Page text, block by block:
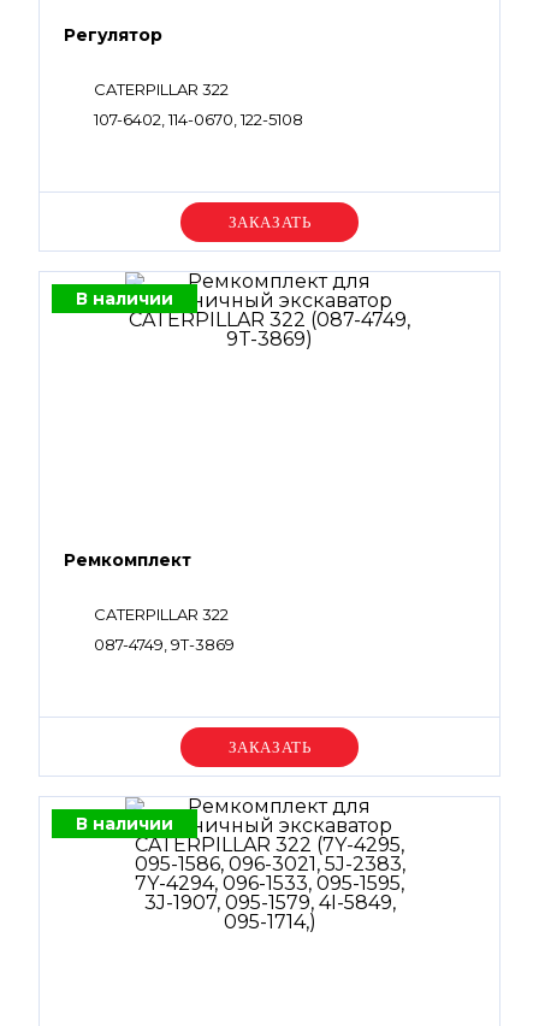
Регулятор
CATERPILLAR 322
107-6402, 114-0670, 122-5108
Уточняйте цену
В наличии
Ремкомплект
CATERPILLAR 322
087-4749, 9T-3869
Уточняйте цену
В наличии